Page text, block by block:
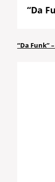
“Da
“Da Funk”